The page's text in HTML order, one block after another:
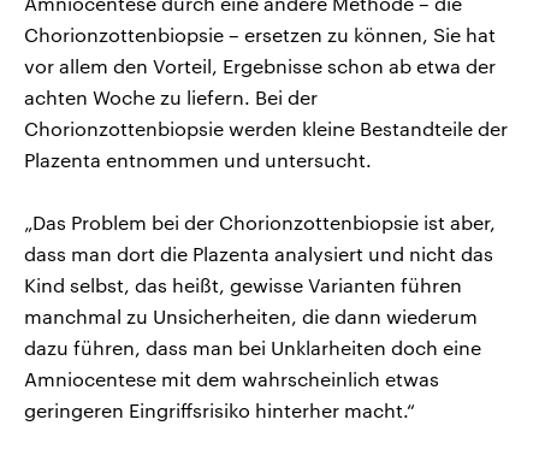
Chorionzottenbiopsie – ersetzen zu können, Sie hat
vor allem den Vorteil, Ergebnisse schon ab etwa der
achten Woche zu liefern. Bei der
Chorionzottenbiopsie werden kleine Bestandteile der
Plazenta entnommen und untersucht.
„Das Problem bei der Chorionzottenbiopsie ist aber,
dass man dort die Plazenta analysiert und nicht das
Kind selbst, das heißt, gewisse Varianten führen
manchmal zu Unsicherheiten, die dann wiederum
dazu führen, dass man bei Unklarheiten doch eine
Amniocentese mit dem wahrscheinlich etwas
geringeren Eingriffsrisiko hinterher macht.“